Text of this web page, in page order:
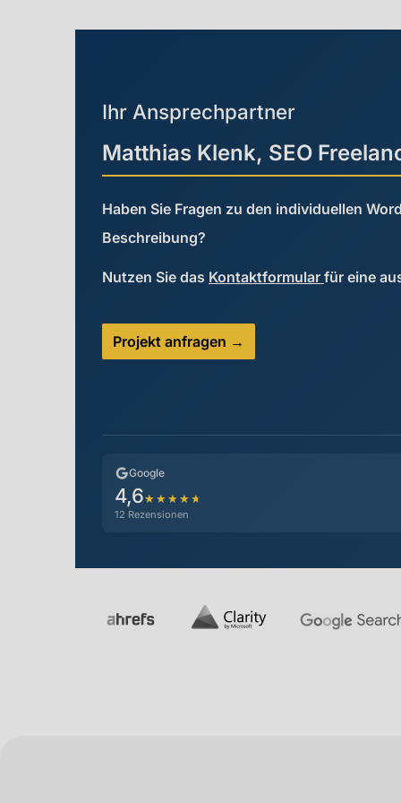
Ihr Ansprechpartner
Matthias Klenk, SEO
Haben Sie Fragen zu den individuellen
Beschreibung?
Nutzen Sie das Kontaktformular für eine
Projekt anfragen
Google
4,6★★★★★
12 Rezensionen